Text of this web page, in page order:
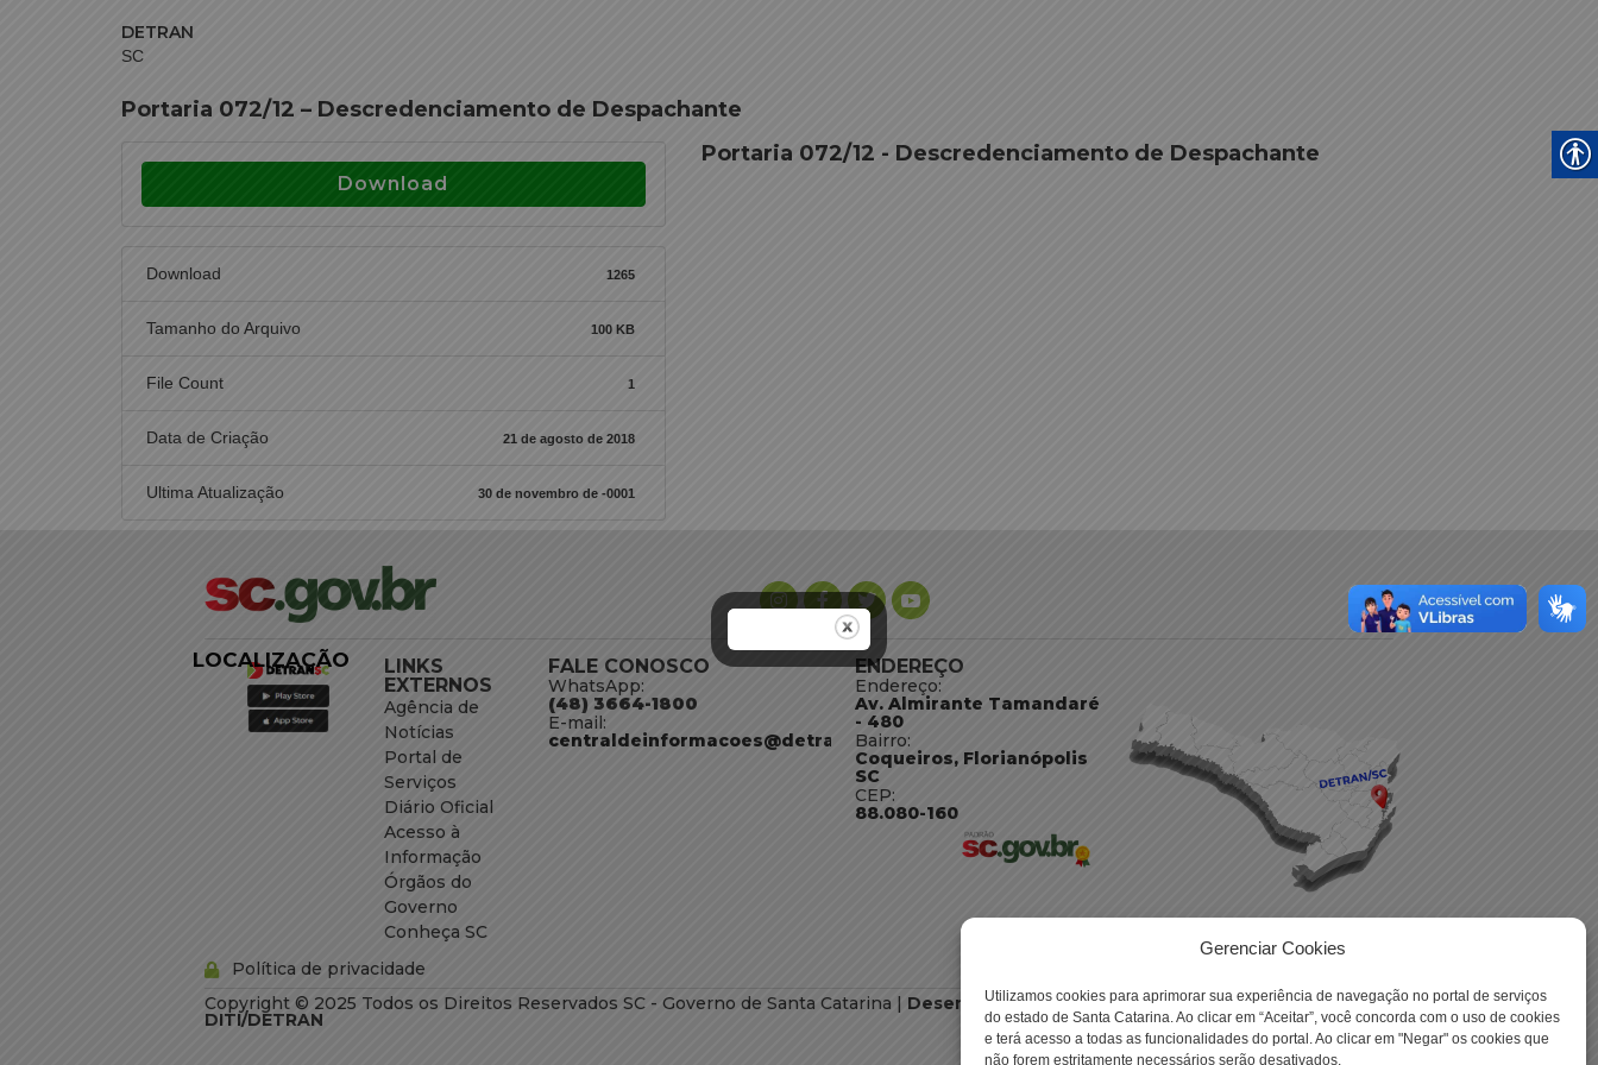
Gerenciar Cookies
Utilizamos cookies para aprimorar sua experiência de navegação no portal de serviços
do estado de Santa Catarina. Ao clicar em “Aceitar”, você concorda com o uso de cookies
e terá acesso a todas as funcionalidades do portal. Ao clicar em "Negar" os cookies que
não forem estritamente necessários serão desativados.
DETRAN
SC
Portaria 072/12 – Descredenciamento de Despachante
Download
Download 1265
Tamanho do Arquivo 100 KB
File Count 1
Data de Criação 21 de agosto de 2018
Ultima Atualização 30 de novembro de -0001
Portaria 072/12 - Descredenciamento de Despachante
LINKS
EXTERNOS
Agência de
Notícias
Portal de
Serviços
Diário Oficial
Acesso à
Informação
Órgãos do
Governo
Conheça SC
FALE CONOSCO
WhatsApp:
(48) 3664-1800
E-mail:
centraldeinformacoes@detran.sc.gov.br
ENDEREÇO
Endereço:
Av. Almirante Tamandaré
- 480
Bairro:
Coqueiros, Florianópolis
SC
CEP:
88.080-160
Política de privacidade
LOCALIZAÇÃO
Copyright © 2025 Todos os Direitos Reservados SC - Governo de Santa Catarina | Desenvolvimento -
DITI/DETRAN